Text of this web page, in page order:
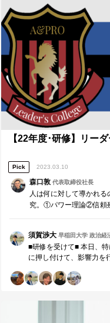
振る舞いは後半、自信
あった。私自身の緊張も
がら説明する準備がで
れにより説明もやや長く
た。 ３．今後の対策・
する練習の実戦。各項目
抽象化することでPREP
い。 研修項目もそうだ
トを学ばせて頂く研修
え、抑揚や声の強弱を意
の実践。 ■【周囲への感
と■ 誰から、どのような
に） ※最も潜在ニーズに
アドバイスしてくれたメ
にありがとうございまし
り、緊張感もありつつ講
また、教える中、参加者
間でもありましたので、
な貴重な機会を誠にあり
さんに関しては研修講師
定外をなくす準備力、そ
関しては、参加者間で学
て頂きました。私の意図
大変助かりました。あり
できているものがリー
て尊敬できるものである
果だけでなく「誠実な行
ンを結びつける ・ コー
な優しさが相手のため
に触れないと強くなら
リーダーはノルマをコ
量と質が変われば成果
そ、正しく理解し、正し
付けたこと、今後に役
ム」で捉える これまでリ
覚」でこなしていました
たことで自分のやり方は
ばよかった」という発
務内容を伝えるときにノ
ーの成長ではなく自分
でいたことに気付きまし
かげにして、上手く行
の成長に誠実に向き合う
た。 今後は自分が提供
ニズム」で捉えることを
ング）が自己を形成する
感させられました。自分
【22年度･研修】リー
Pick 2023.03.10
森口敦代表取締役社長
人は何に対して導かれ
究。①パワー理論②信頼
須賀渉大早稲田大学 政治経
■研修を受けて■ 本日、
に押し付けて、影響力を
し、相手に合わせる意識
約束を守るということ